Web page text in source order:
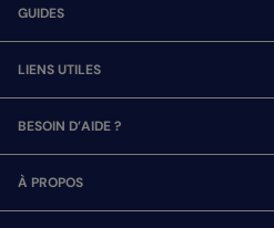
GUIDES
LIENS UTILES
BESOIN D’AIDE ?
À PROPOS